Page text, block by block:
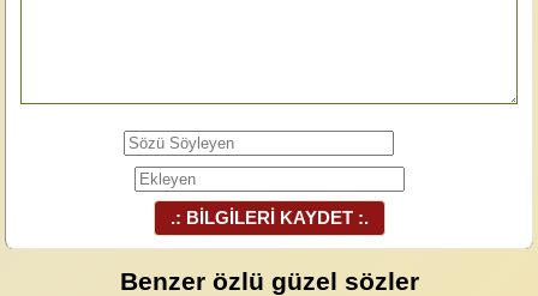
.: BİLGİLERİ KAYDET :.
Benzer özlü güzel sözler